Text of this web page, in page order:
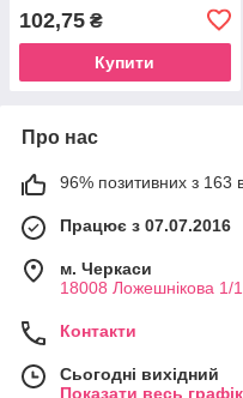
102,75 ₴
Купити
Про нас
96% позитивних з 163
Працює з 07.07.2016
м. Черкаси
18008 Ложешнікова 1/
Контакти
Сьогодні вихідний
Показати весь